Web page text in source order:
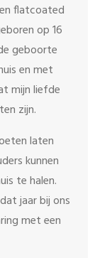
flatcoated
op 16
geboorte
en met
mijn liefde
zijn.
laten
kunnen
te halen.
jaar bij ons
met een